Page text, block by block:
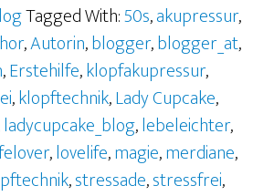
Tagged With:50s,akupressur,
,Autorin,blogger,blogger_at,
,Erstehilfe,klopfakupressur,
,klopftechnik,Lady Cupcake,
ladycupcake_blog,lebeleichter,
,lovelife,magie,merdiane,
,stressade,stressfrei,